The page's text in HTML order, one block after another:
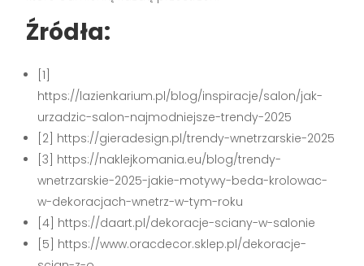
Źródła:
[1]
https://lazienkarium.pl/blog/inspiracje/salon/jak-
urzadzic-salon-najmodniejsze-trendy-2025
[2] https://gieradesign.pl/trendy-wnetrzarskie-2025
[3] https://naklejkomania.eu/blog/trendy-
wnetrzarskie-2025-jakie-motywy-beda-krolowac-
w-dekoracjach-wnetrz-w-tym-roku
[4] https://daart.pl/dekoracje-sciany-w-salonie
[5] https://www.oracdecor.sklep.pl/dekoracje-